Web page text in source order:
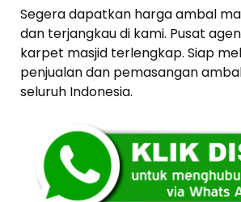
Segera dapatkan harga ambal
dan terjangkau di kami. Pusat
karpet masjid terlengkap. Siap
penjualan dan pemasangan
seluruh Indonesia.